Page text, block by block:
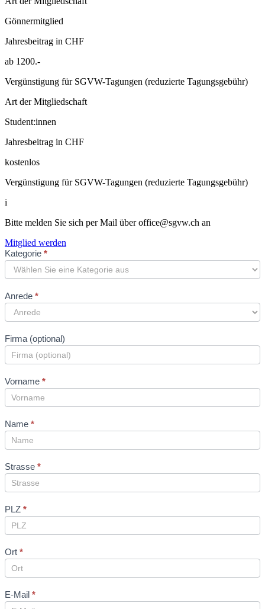
Gönnermitglied
Jahresbeitrag in CHF
ab 1200.-
Vergünstigung für SGVW-Tagungen (reduzierte Tagungsgebühr)
Art der Mitgliedschaft
Student:innen
Jahresbeitrag in CHF
kostenlos
Vergünstigung für SGVW-Tagungen (reduzierte Tagungsgebühr)
i
Bitte melden Sie sich per Mail überoffice@sgvw.ch an
Mitglied werden
Neues
Mitglied
Formular
Kategorie *
Anrede *
Firma (optional)
Vorname *
Name *
Strasse *
PLZ *
Ort *
E-Mail *